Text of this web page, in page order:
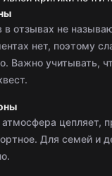
в отзывах не
нет, поэтому
Важно учитывать,
цепляет,
Для семей и